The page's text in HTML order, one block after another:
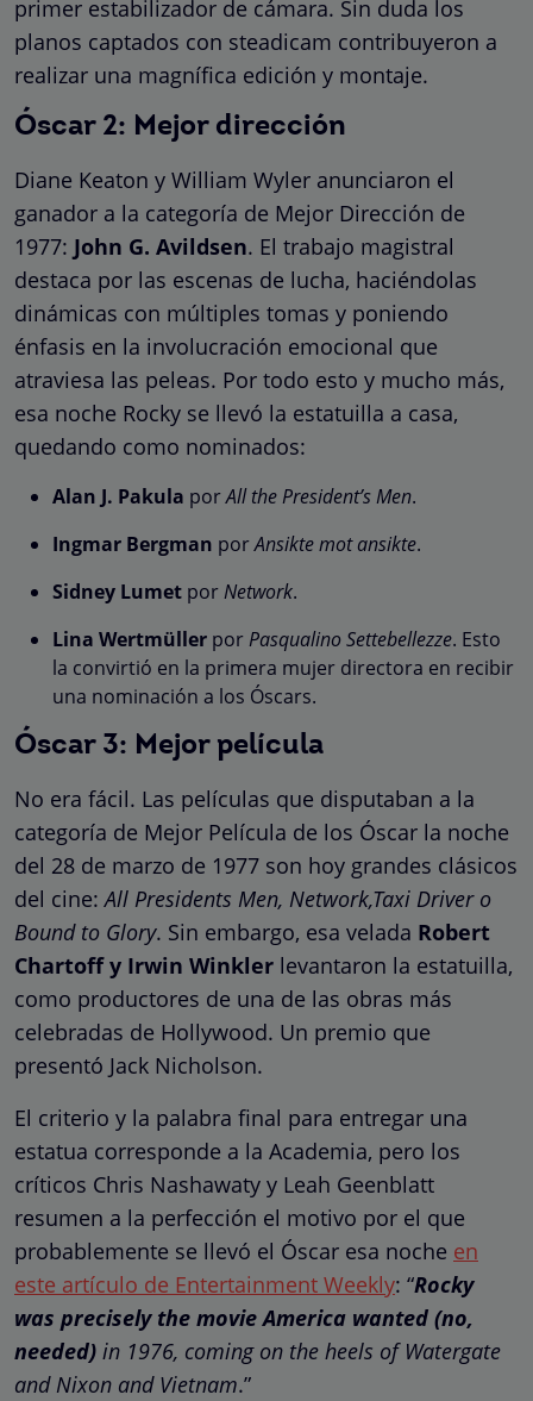
primer estabilizador de cámara. Sin duda los
planos captados con steadicam contribuyeron a
realizar una magnífica edición y montaje.
Óscar 2: Mejor dirección
Diane Keaton y William Wyler anunciaron el
ganador a la categoría de Mejor Dirección de
1977: John G. Avildsen. El trabajo magistral
destaca por las escenas de lucha, haciéndolas
dinámicas con múltiples tomas y poniendo
énfasis en la involucración emocional que
atraviesa las peleas. Por todo esto y mucho más,
esa noche Rocky se llevó la estatuilla a casa,
quedando como nominados:
Alan J. Pakula porAll the President’s Men.
Ingmar Bergman porAnsikte mot ansikte.
Sidney Lumet porNetwork.
Lina Wertmüller porPasqualino Settebellezze. Esto
la convirtió en la primera mujer directora en recibir
una nominación a los Óscars.
Óscar 3: Mejor película
No era fácil. Las películas que disputaban a la
categoría de Mejor Película de los Óscar la noche
del 28 de marzo de 1977 son hoy grandes clásicos
del cine:All Presidents Men, Network,Taxi Driver o
Bound to Glory. Sin embargo, esa velada Robert
Chartoff y Irwin Winkler levantaron la estatuilla,
como productores de una de las obras más
celebradas de Hollywood. Un premio que
presentó Jack Nicholson.
El criterio y la palabra final para entregar una
estatua corresponde a la Academia, pero los
críticos Chris Nashawaty y Leah Geenblatt
resumen a la perfección el motivo por el que
probablemente se llevó el Óscar esa noche en
este artículo de Entertainment Weekly: “Rocky
was precisely the movie America wanted (no,
needed) in 1976, coming on the heels of Watergate
and Nixon and Vietnam.”